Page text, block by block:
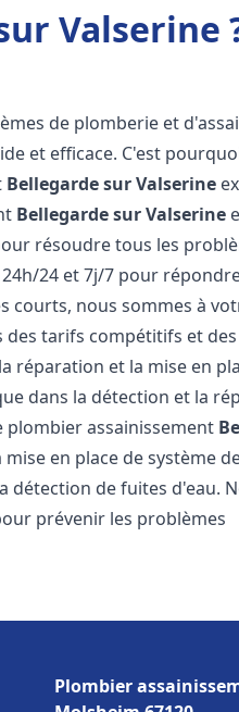
Valserine
de plomberie et
et efficace. C'est
Bellegarde sur Valserine
Bellegarde sur Valserine
résoudre tous les
24 et 7j/7 pour
courts, nous sommes à
tarifs compétitifs et
réparation et la mise en
dans la détection et la
plombier assainissement
en place de système
détection de fuites d'eau.
prévenir les problèmes
Plombier